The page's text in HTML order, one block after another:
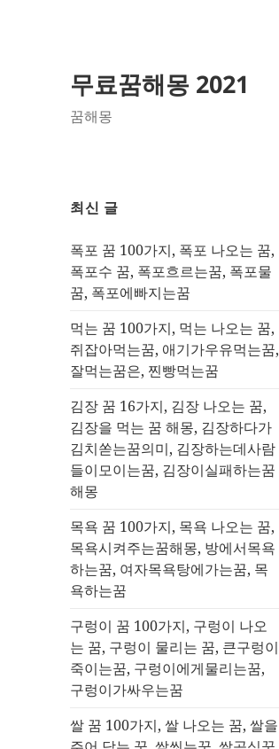
무료꿈해몽 2021
꿈해몽
최신 글
폭포 꿈 100가지, 폭포 나오는 꿈,
폭포수 꿈, 폭포흐르는꿈, 폭포물
꿈, 폭포에빠지는꿈
먹는 꿈 100가지, 먹는 나오는 꿈,
쥐잡아먹는꿈, 애기가우유먹는꿈,
잘먹는꿈은, 찐빵먹는꿈
김장 꿈 16가지, 김장 나오는 꿈,
김장을 먹는 꿈 해몽, 김장하다가
김치쏟는꿈의미, 김장하는데사람
들이모이는꿈, 김장이실패하는꿈
해몽
목욕 꿈 100가지, 목욕 나오는 꿈,
목욕시켜주는꿈해몽, 방에서목욕
하는꿈, 여자목욕탕에가는꿈, 목
욕하는꿈
구렁이 꿈 100가지, 구렁이 나오
는 꿈, 구렁이 물리는 꿈, 큰구렁이
죽이는꿈, 구렁이에게물리는꿈,
구렁이가싸우는꿈
쌀 꿈 100가지, 쌀 나오는 꿈, 쌀을